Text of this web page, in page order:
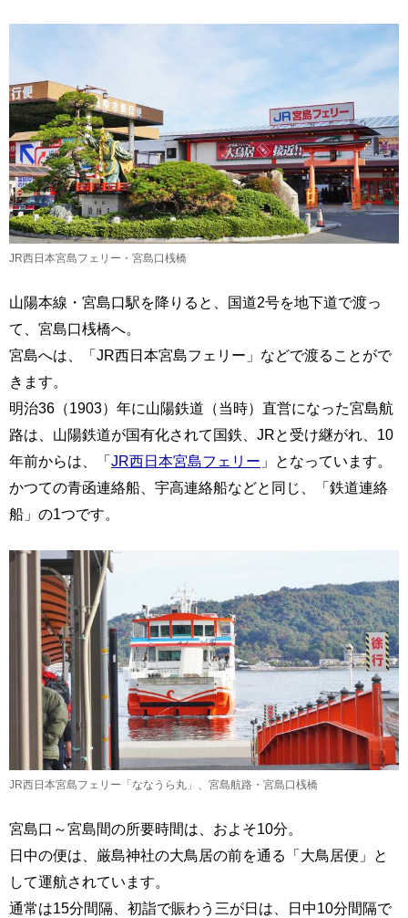
JR西日本宮島フェリー・宮島口桟橋
山陽本線・宮島口駅を降りると、国道2号を地下道で渡っ
て、宮島口桟橋へ。
宮島へは、「JR西日本宮島フェリー」などで渡ることがで
きます。
明治36（1903）年に山陽鉄道（当時）直営になった宮島航
路は、山陽鉄道が国有化されて国鉄、JRと受け継がれ、10
年前からは、「JR西日本宮島フェリー 」となっています。
かつての青函連絡船、宇高連絡船などと同じ、「鉄道連絡
船」の1つです。
JR西日本宮島フェリー「ななうら丸」、宮島航路・宮島口桟橋
宮島口～宮島間の所要時間は、およそ10分。
日中の便は、厳島神社の大鳥居の前を通る「大鳥居便」と
して運航されています。
通常は15分間隔、初詣で賑わう三が日は、日中10分間隔で